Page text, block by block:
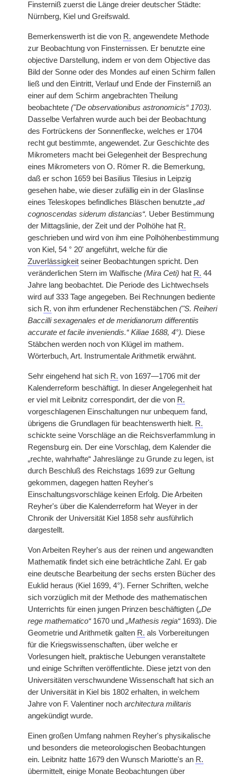
Finsterniß zuerst die Länge dreier deutscher Städte:
Nürnberg, Kiel und Greifswald.
Bemerkenswerth ist die von R. angewendete Methode
zur Beobachtung von Finsternissen. Er benutzte eine
objective Darstellung, indem er von dem Objective das
Bild der Sonne oder des Mondes auf einen Schirm fallen
ließ und den Eintritt, Verlauf und Ende der Finsterniß an
einer auf dem Schirm angebrachten Theilung
beobachtete ("De observationibus astronomicis“ 1703).
Dasselbe Verfahren wurde auch bei der Beobachtung
des Fortrückens der Sonnenflecke, welches er 1704
recht gut bestimmte, angewendet. Zur Geschichte des
Mikrometers macht bei Gelegenheit der Besprechung
eines Mikrometers von O. Römer R. die Bemerkung,
daß er schon 1659 bei Basilius Tilesius in Leipzig
gesehen habe, wie dieser zufällig ein in der Glaslinse
eines Teleskopes befindliches Bläschen benutzte „ad
cognoscendas siderum distancias“. Ueber Bestimmung
der Mittagslinie, der Zeit und der Polhöhe hat R.
geschrieben und wird von ihm eine Polhöhenbestimmung
von Kiel, 54 ° 20' angeführt, welche für die
Zuverlässigkeit seiner Beobachtungen spricht. Den
veränderlichen Stern im Walfische (Mira Ceti) hat R. 44
Jahre lang beobachtet. Die Periode des Lichtwechsels
wird auf 333 Tage angegeben. Bei Rechnungen bediente
sich R. von ihm erfundener Rechenstäbchen ("S. Reiheri
Baccilli sexagenales et de meridianorum differentiis
accurate et facile inveniendis.“ Kiliae 1688, 4°). Diese
Stäbchen werden noch von Klügel im mathem.
Wörterbuch, Art. Instrumentale Arithmetik erwähnt.
Sehr eingehend hat sich R. von 1697—1706 mit der
Kalenderreform beschäftigt. In dieser Angelegenheit hat
er viel mit Leibnitz correspondirt, der die von R.
vorgeschlagenen Einschaltungen nur unbequem fand,
übrigens die Grundlagen für beachtenswerth hielt. R.
schickte seine Vorschläge an die Reichsverfammlung in
Regensburg ein. Der eine Vorschlag, dem Kalender die
„rechte, wahrhafte“ Jahreslänge zu Grunde zu legen, ist
durch Beschluß des Reichstags 1699 zur Geltung
gekommen, dagegen hatten Reyher's
Einschaltungsvorschläge keinen Erfolg. Die Arbeiten
Reyher's über die Kalenderreform hat Weyer in der
Chronik der Universität Kiel 1858 sehr ausführlich
dargestellt.
Von Arbeiten Reyher's aus der reinen und angewandten
Mathematik findet sich eine beträchtliche Zahl. Er gab
eine deutsche Bearbeitung der sechs ersten Bücher des
Euklid heraus (Kiel 1699, 4°). Ferner Schriften, welche
sich vorzüglich mit der Methode des mathematischen
Unterrichts für einen jungen Prinzen beschäftigten („De
rege mathematico“1670 und „Mathesis regia“1693). Die
Geometrie und Arithmetik galten R. als Vorbereitungen
für die Kriegswissenschaften, über welche er
Vorlesungen hielt, praktische Uebungen veranstaltete
und einige Schriften veröffentlichte. Diese jetzt von den
Universitäten verschwundene Wissenschaft hat sich an
der Universität in Kiel bis 1802 erhalten, in welchem
Jahre von F. Valentiner noch architectura militaris
angekündigt wurde.
Einen großen Umfang nahmen Reyher's physikalische
und besonders die meteorologischen Beobachtungen
ein. Leibnitz hatte 1679 den Wunsch Mariotte's an R.
übermittelt, einige Monate Beobachtungen über